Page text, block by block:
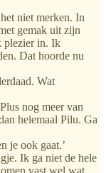
niet merken. In
gemak uit zijn
plezier in. Ik
Dat hoorde nu
Wat
nog meer van
helemaal Pilu. Ga
je ook gaat.’
Ik ga niet de hele
vast wel wat